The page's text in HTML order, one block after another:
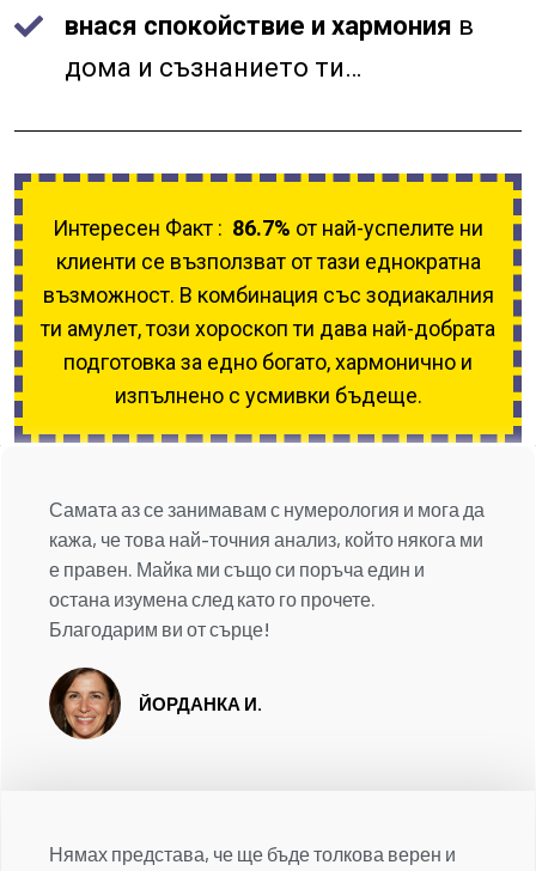
внася спокойствие и хармония в
дома и съзнанието ти…
Интересен Факт : 86.7% от най-успелите ни
клиенти се възползват от тази еднократна
възможност. В комбинация със зодиакалния
ти амулет, този хороскоп ти дава най-добрата
подготовка за едно богато, хармонично и
изпълнено с усмивки бъдеще.
Самата аз се занимавам с нумерология и мога да
кажа, че това най-точния анализ, който някога ми
е правен. Майка ми също си поръча един и
остана изумена след като го прочете.
Благодарим ви от сърце!
ЙОРДАНКА И.
Нямах представа, че ще бъде толкова верен и